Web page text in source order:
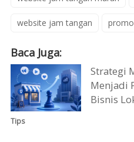
website jam tangan
Baca Juga:
Strategi
Menjadi
Bisnis
Tips